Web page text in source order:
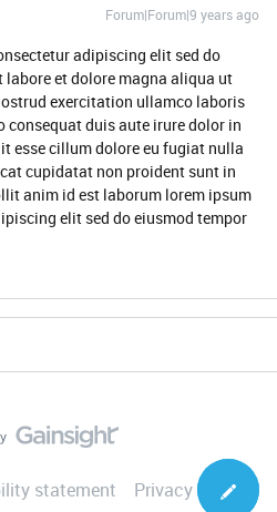
Forum|Forum|9 years ago
adipiscing elit sed do
et dolore magna aliqua ut
exercitation ullamco laboris
consequat duis aute irure dolor in
esse cillum dolore eu fugiat nulla
cupidatat non proident sunt in
anim id est laborum lorem ipsum
elit sed do eiusmod tempor
statement Privacy Notice